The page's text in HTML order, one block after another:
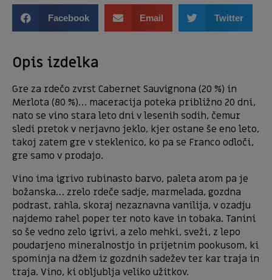
Facebook Email Twitter
Opis izdelka
Gre za rdečo zvrst Cabernet Sauvignona (20 %) in
Merlota (80 %)… maceracija poteka približno 20 dni,
nato se vino stara leto dni v lesenih sodih, čemur
sledi pretok v nerjavno jeklo, kjer ostane še eno leto,
takoj zatem gre v steklenico, ko pa se Franco odloči,
gre samo v prodajo.
Vino ima igrivo rubinasto barvo, paleta arom pa je
božanska… zrelo rdeče sadje, marmelada, gozdna
podrast, rahla, skoraj nezaznavna vanilija, v ozadju
najdemo rahel poper ter noto kave in tobaka. Tanini
so še vedno zelo igrivi, a zelo mehki, sveži, z lepo
poudarjeno mineralnostjo in prijetnim pookusom, ki
spominja na džem iz gozdnih sadežev ter kar traja in
traja. Vino, ki obljublja veliko užitkov.